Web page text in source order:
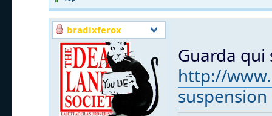
bradixferox
Guarda qui
http://
suspension